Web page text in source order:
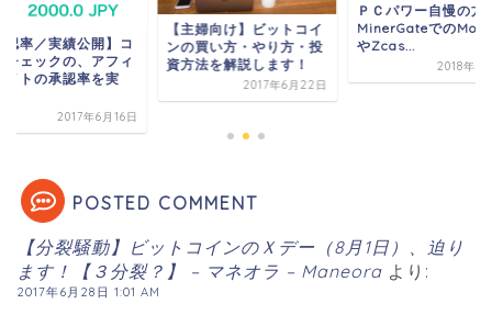
買い方・やり方・投
法を解説します！
2017年6月22日
ＰＣパワー自慢の方に！
MinerGateでのMonero
やZcas...
2018年5月15日
【承認率／実績公開
インチェックの、ア
リエイトの承認率を
POSTED COMMENT
【分裂騒動】ビットコインのＸデー（8月1日）、迫り
ます！【３分裂？】 – マネオラ – Maneora より:
2017年6月28日 1:01 AM